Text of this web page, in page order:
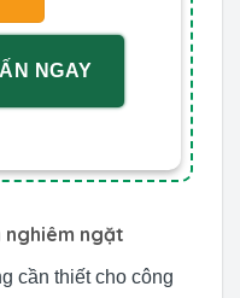
NGAY
nghiêm ngặt
cần thiết cho công